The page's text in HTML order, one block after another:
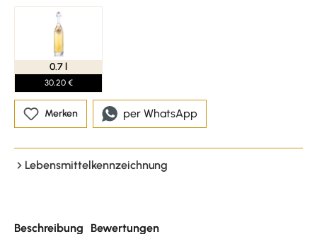
0.7 l
30,20 €
Merken per WhatsApp
Lebensmittelkennzeichnung
Beschreibung Bewertungen